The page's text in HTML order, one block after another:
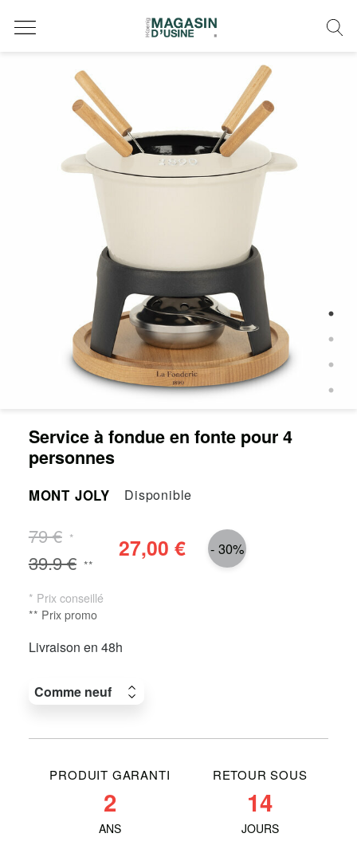
Service à fondue en fonte pour 4
personnes
MONT JOLY Disponible
79 € *
39.9 € **
27,00 € - 30%
* Prix conseillé
** Prix promo
Livraison en 48h
PRODUIT GARANTI
2
ANS
RETOUR SOUS
14
JOURS